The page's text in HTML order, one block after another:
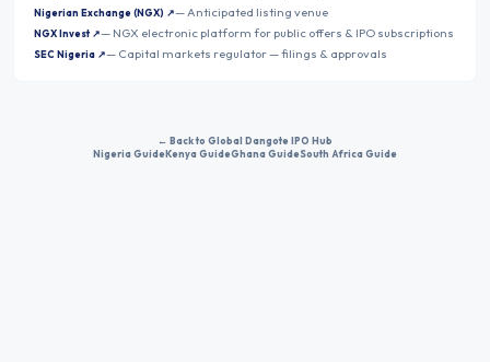
Nigerian Exchange (NGX) ↗—Anticipated listing venue
NGX Invest ↗— NGX electronic platform for public offers & IPO subscriptions
SEC Nigeria ↗— Capital markets regulator — filings & approvals
← Back to Global Dangote IPO Hub
Nigeria GuideKenya GuideGhana GuideSouth Africa Guide